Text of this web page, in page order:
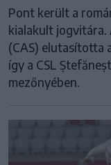
Pont került a
kialakult
(CAS) elutasította
így a CSL
mezőnyében.